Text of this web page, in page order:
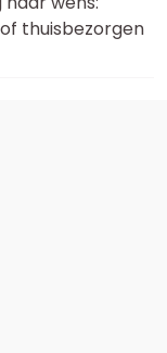
thuisbezorgen